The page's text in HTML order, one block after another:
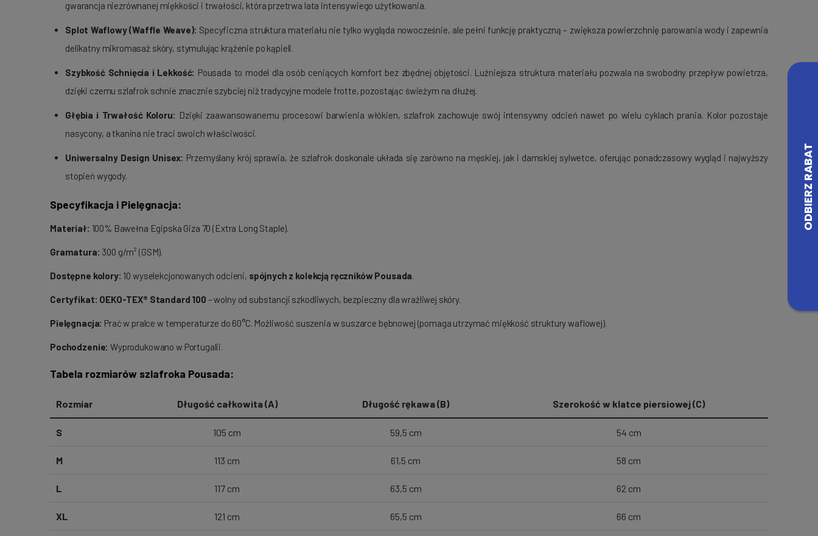
gwarancja niezrównanej miękkości i trwałości, która przetrwa lata intensywiego użytkowania.
Splot Waflowy (Waffle Weave): Specyficzna struktura materiału nie tylko wygląda nowocześnie, ale pełni funkcję praktyczną – zwiększa powierzchnię parowania wody i zapewnia
delikatny mikromasaż skóry, stymulując krążenie po kąpieli.
Szybkość Schnięcia i Lekkość: Pousada to model dla osób ceniących komfort bez zbędnej objętości. Luźniejsza struktura materiału pozwala na swobodny przepływ powietrza,
dzięki czemu szlafrok schnie znacznie szybciej niż tradycyjne modele frotte, pozostając świeżym na dłużej.
Głębia i Trwałość Koloru: Dzięki zaawansowanemu procesowi barwienia włókien, szlafrok zachowuje swój intensywny odcień nawet po wielu cyklach prania. Kolor pozostaje
nasycony, a tkanina nie traci swoich właściwości.
Uniwersalny Design Unisex: Przemyślany krój sprawia, że szlafrok doskonale układa się zarówno na męskiej, jak i damskiej sylwetce, oferując ponadczasowy wygląd i najwyższy
stopień wygody.
Specyfikacja i Pielęgnacja:
Materiał: 100% Bawełna Egipska Giza 70 (Extra Long Staple).
Gramatura: 300 g/m² (GSM).
Dostępne kolory: 10 wyselekcjonowanych odcieni, spójnych z kolekcją ręczników Pousada.
Certyfikat: OEKO-TEX® Standard 100 – wolny od substancji szkodliwych, bezpieczny dla wrażliwej skóry.
Pielęgnacja: Prać w pralce w temperaturze do 60°C. Możliwość suszenia w suszarce bębnowej (pomaga utrzymać miękkość struktury waflowej).
Pochodzenie: Wyprodukowano w Portugalii.
Tabela rozmiarów szlafroka Pousada:
Rozmiar Długość całkowita (A) Długość rękawa (B) Szerokość w klatce piersiowej (C)
S 105 cm 59,5 cm 54 cm
M 113 cm 61,5 cm 58 cm
L 117 cm 63,5 cm 62 cm
XL 121 cm 65,5 cm 66 cm